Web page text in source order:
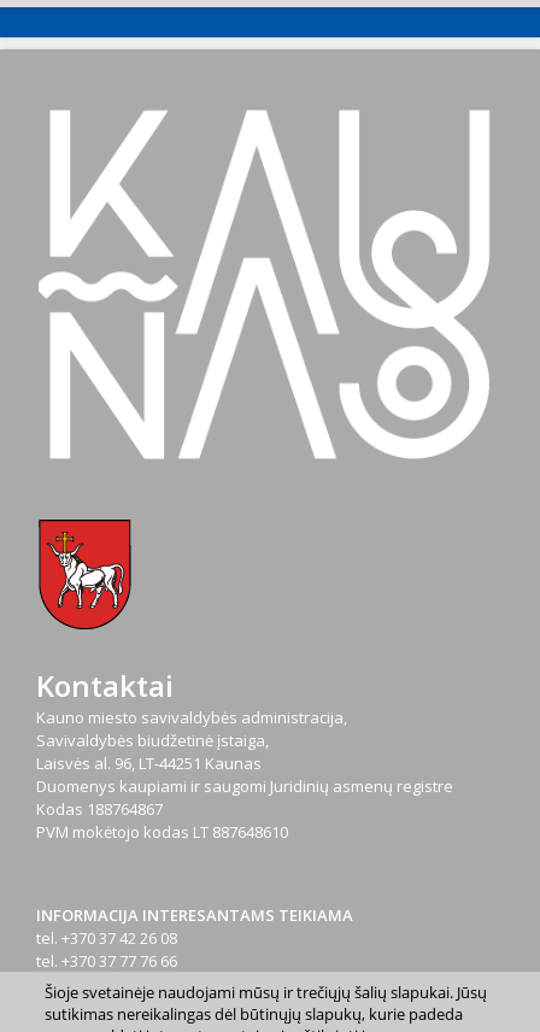
Kontaktai
Kauno miesto savivaldybės administracija,
Savivaldybės biudžetinė įstaiga,
Laisvės al. 96, LT-44251 Kaunas
Duomenys kaupiami ir saugomi Juridinių asmenų registre
Kodas 188764867
PVM mokėtojo kodas LT 887648610
INFORMACIJA INTERESANTAMS TEIKIAMA
tel. +370 37 42 26 08
tel. +370 37 77 76 66
tel. +370 660 07000
el. p.info@kaunas.lt
Šioje svetainėje naudojami mūsų ir trečiųjų šalių slapukai. Jūsų
sutikimas nereikalingas dėl būtinųjų slapukų, kurie padeda